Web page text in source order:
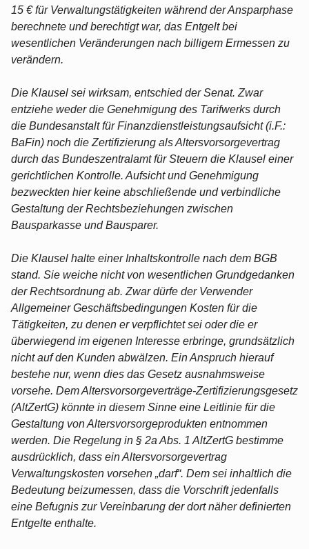
15 € für Verwaltungstätigkeiten während der Ansparphase
berechnete und berechtigt war, das Entgelt bei
wesentlichen Veränderungen nach billigem Ermessen zu
verändern.
Die Klausel sei wirksam, entschied der Senat. Zwar
entziehe weder die Genehmigung des Tarifwerks durch
die Bundesanstalt für Finanzdienstleistungsaufsicht (i.F.:
BaFin) noch die Zertifizierung als Altersvorsorgevertrag
durch das Bundeszentralamt für Steuern die Klausel einer
gerichtlichen Kontrolle. Aufsicht und Genehmigung
bezweckten hier keine abschließende und verbindliche
Gestaltung der Rechtsbeziehungen zwischen
Bausparkasse und Bausparer.
Die Klausel halte einer Inhaltskontrolle nach dem BGB
stand. Sie weiche nicht von wesentlichen Grundgedanken
der Rechtsordnung ab. Zwar dürfe der Verwender
Allgemeiner Geschäftsbedingungen Kosten für die
Tätigkeiten, zu denen er verpflichtet sei oder die er
überwiegend im eigenen Interesse erbringe, grundsätzlich
nicht auf den Kunden abwälzen. Ein Anspruch hierauf
bestehe nur, wenn dies das Gesetz ausnahmsweise
vorsehe. Dem Altersvorsorgeverträge-Zertifizierungsgesetz
(AltZertG) könnte in diesem Sinne eine Leitlinie für die
Gestaltung von Altersvorsorgeprodukten entnommen
werden. Die Regelung in § 2a Abs. 1 AltZertG bestimme
ausdrücklich, dass ein Altersvorsorgevertrag
Verwaltungskosten vorsehen „darf“. Dem sei inhaltlich die
Bedeutung beizumessen, dass die Vorschrift jedenfalls
eine Befugnis zur Vereinbarung der dort näher definierten
Entgelte enthalte.